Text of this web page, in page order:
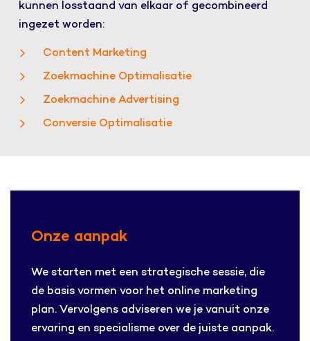
kunnen losstaand van elkaar of gecombineerd
ingezet worden:
Content Marketing
Zoekmachine Optimalisatie
Zoekmachine Advertising
Conversie Optimalisatie
Onze aanpak
We starten met een strategische sessie, die
de basis vormen voor het online marketing
plan. Vervolgens adviseren we je vanuit onze
ervaring en specialisme over de juiste aanpak.